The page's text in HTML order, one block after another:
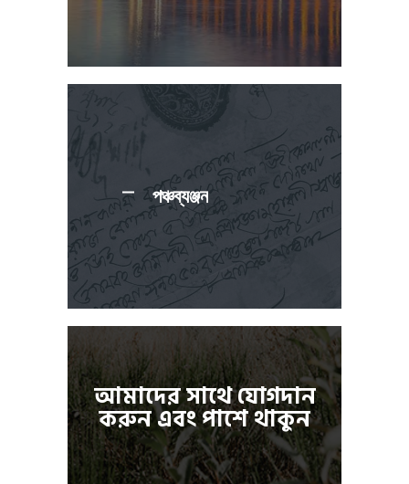
পঞ্চব্যঞ্জন
আমাদের সাথে যোগদান
করুন এবং পাশে থাকুন